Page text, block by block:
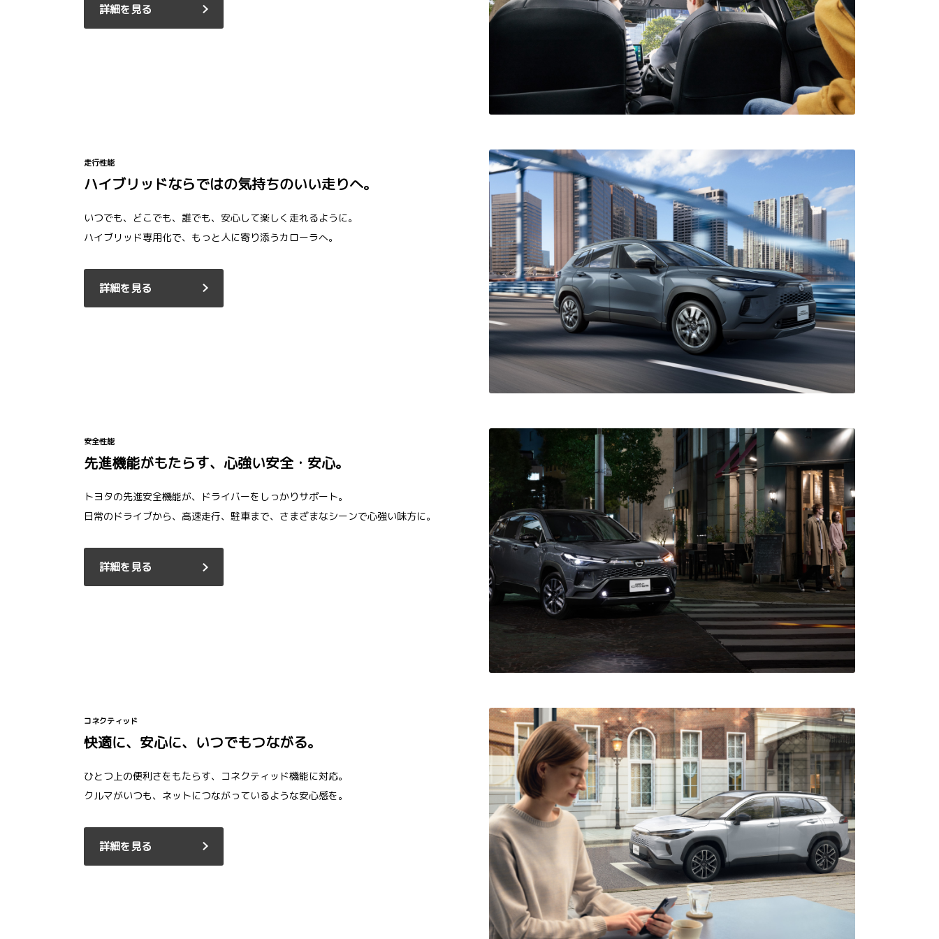
詳細を見る
走行性能
ハイブリッドならではの気持ちのいい走りへ。
いつでも、どこでも、誰でも、安心して楽しく走れるように。
ハイブリッド専用化で、もっと人に寄り添うカローラへ。
詳細を見る
安全性能
先進機能がもたらす、心強い安全・安心。
トヨタの先進安全機能が、ドライバーをしっかりサポート。
日常のドライブから、高速走行、駐車まで、さまざまなシーンで心強い味方に。
詳細を見る
コネクティッド
快適に、安心に、いつでもつながる。
ひとつ上の便利さをもたらす、コネクティッド機能に対応。
クルマがいつも、ネットにつながっているような安心感を。
詳細を見る